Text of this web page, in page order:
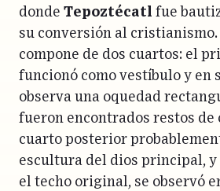
donde Tepoztécatl fue
su conversión al cristianismo.
compone de dos cuartos: el
funcionó como vestíbulo y en
observa una oquedad
fueron encontrados restos de
cuarto posterior
escultura del dios principal, y
el techo original, se observó